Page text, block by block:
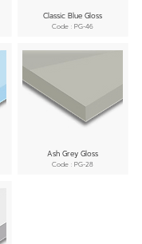
Classic Blue Gloss
Code : PG-46
Ash Grey Gloss
Code : PG-28